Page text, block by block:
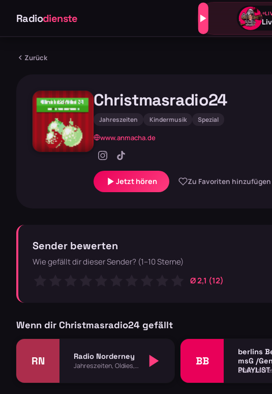
Radiodienste
Zurück
Christmasradio24
Jahreszeiten Kindermusik Spezial
www.anmacha.de
Jetzt hören Zu Favoriten hinzufügen
Sender bewerten
Wie gefällt dir dieser Sender? (1–10 Sterne)
Ø 2,1 (12)
Wenn dir Christmasradio24 gefällt
RN Radio Norderney
Jahreszeiten, Oldies,
BB
berlins
msG /Genau MEINE
PLAYLIST
90er,